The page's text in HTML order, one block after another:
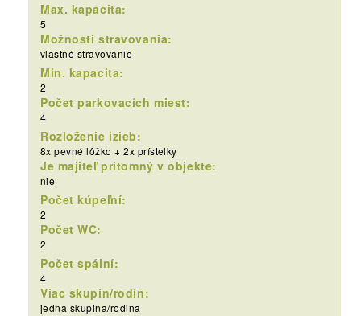
Max. kapacita:
5
Možnosti stravovania:
vlastné stravovanie
Min. kapacita:
2
Počet parkovacích miest:
4
Rozloženie izieb:
8x pevné lôžko + 2x prístelky
Je majiteľ prítomný v objekte:
nie
Počet kúpeľní:
2
Počet WC:
2
Počet spální:
4
Viac skupín/rodín:
jedna skupina/rodina